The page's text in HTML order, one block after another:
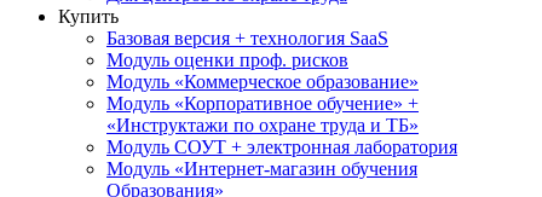
Купить
Базовая версия + технология SaaS
Модуль оценки проф. рисков
Модуль «Коммерческое образование»
Модуль «Корпоративное обучение» +
«Инструктажи по охране труда и ТБ»
Модуль СОУТ + электронная лаборатория
Модуль «Интернет-магазин обучения
Образования»